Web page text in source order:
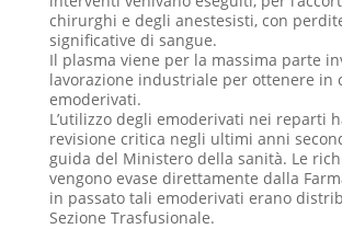
chirurghi e degli anestesisti, con
significative di sangue.
Il plasma viene per la massima parte
lavorazione industriale per ottenere in
emoderivati.
L’utilizzo degli emoderivati nei reparti
revisione critica negli ultimi anni
guida del Ministero della sanità. Le
vengono evase direttamente dalla
in passato tali emoderivati erano
Sezione Trasfusionale.